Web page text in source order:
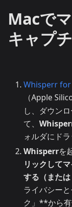
Macで
キャプ
Whisperr for
（Apple
し、ダウン
て、
ォルダにド
Whisperrを
リックして
する（または
ライバシー
ク」**から有